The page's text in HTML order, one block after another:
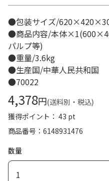
●包装サイズ/
●商品内容/本体
パルプ等)
●重量/3.6kg
●生産国/中華人民共和国
●70022
4,378円(送料別・税込)
獲得ポイント： 43 pt
商品番号
6148931476
数量
1